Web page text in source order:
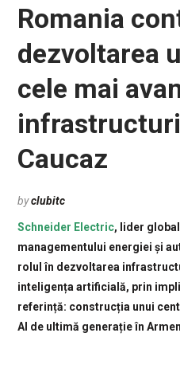
Romania
dezvoltarea
cele mai
Caucaz
byclubitc
Schneider Electric, lider
managementului energiei și
rolul în dezvoltarea
inteligența artificială, prin
referință: construcția unui
AI de ultimă generație în